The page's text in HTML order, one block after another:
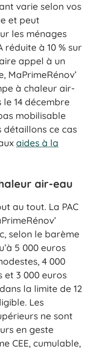
varie selon vos
et peut
les ménages
réduite à 10 % sur
appel à un
MaPrimeRénov’
à chaleur air-
14 décembre
mobilisable
détaillons ce cas
aides à la
air-eau
au tout. La PAC
selon le barème
5 000 euros
4 000
et 3 000 euros
la limite de 12
Les
ne sont
en geste
CEE, cumulable,